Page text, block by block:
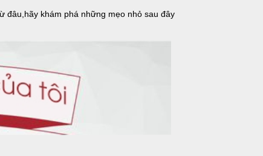
đâu,hãy khám phá những mẹo nhỏ sau đây